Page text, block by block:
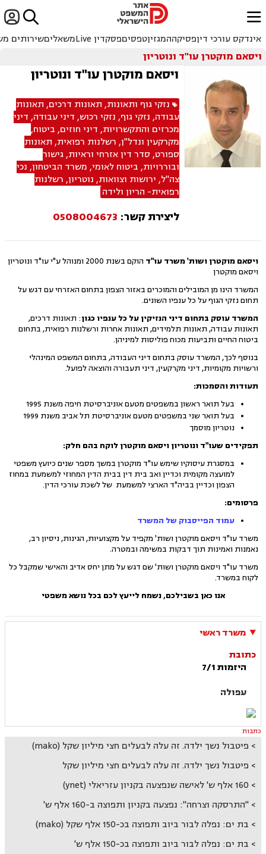

ﱐ
אינדקס עורכי דיןפסיקההמגזיןטפסיםפסקדין Live משאליםשירותים
ויסאם מוקטרן עו"ד ונוטריון
ויסאם מוקטרן עו"ד ונוטריון
נזקי גוף ותאונות, תאונות דרכים, תאונות
עבודה, נזקי גוף, נזקי רכוש, דיני עבודה, דיני
מכרזים והתקשרויות, דיני חוזים, ביטוח,
מקרקעין ונדל"ן, רשלנות רפואית, תאונות
ספורט, סדר דין אזרחי וראיות,גישור
ובוררויות, ביטוח לאומי, משרד הביטחון, נכי
צה"ל, ירושות וצוואות, נוטריון, רשלנות
רפואית- הריון ולידה
ליצירת קשר: 0508004673
ויסאם מוקטרן ושות' משרד עו"ד
הוקם בשנת 2000 ומנוהל ע"י עו"ד ונוטריון
ויסאם מוקטרן
המשרד הינו מן המובילים והמוכרים באזור הצפון בתחום האזרחי עם דגש על
תחום נזקי הגוף על כל ענפיו השונים.
המשרד עוסק בתחום דיני הנזיקין על כל ענפיו כגון: תאונות דרכים,
תאונות עבודה, תאונות תלמידים, תאונות אחרות ורשלנות רפואית, בתחום
ביטוח החיים ותביעות מכוח פוליסות למיניהן.
בנוסף לכך, המשרד עוסק בתחום דיני העבודה, בתחום המשפט המינהלי
ורשויות מקומיות, דיני מקרקעין, דיני תעבורה והוצאה לפועל.
תעודות והסמכות:
בעל תואר ראשון במשפטים מטעם אוניברסיטת חיפה משנת 1995
בעל תואר שני במשפטים מטעם אוניברסיטת תל אביב משנת 1999
נוטריון מוסמך
תפקידים שעו"ד ונוטריון ויסאם מוקטרן לוקח בהם חלק:
במסגרת עיסוקיו שימש עו"ד מוקטרן במשך מספר שנים כיועץ משפטי
למועצה מקומית וכדיין ואב בית דין בבית הדין המחוזי למשמעת במחוז
הצפון וכדיין בביה"ד הארצי למשמעת של לשכת עורכי הדין.
פרסומים:
עמוד הפייסבוק של המשרד
משרד עו"ד ויסאם מוקטרן ושות' מקפיד על מקצועיות, הגינות, ניסיון רב,
נאמנות ואמינות תוך דבקות במשימה ובמטרה.
משרד עו"ד ויסאם מוקטרן ושות' שם דגש על מתן יחס אדיב והאישי שמקבל כל
לקוח במשרד.
אנו כאן בשבילכם, נשמח לייעץ לכם בכל נושא משפטי
משרד ראשי
כתובת
היזמות 7/1
עפולה
כתבות
פיטבול נשך ילדה. זה עלה לבעלים חצי מיליון שקל (mako)
פיטבול נשך ילדה. זה עלה לבעלים חצי מיליון שקל
160 אלף ש' לאישה שנפצעה בקניון עזריאלי (ynet)
"התרסקה וצרחה": נפצעה בקניון ותפוצה ב-160 אלף ש'
בת ים: נפלה לבור ביוב ותפוצה בכ-150 אלף שקל (mako)
בת ים: נפלה לבור ביוב ותפוצה בכ-150 אלף ש'